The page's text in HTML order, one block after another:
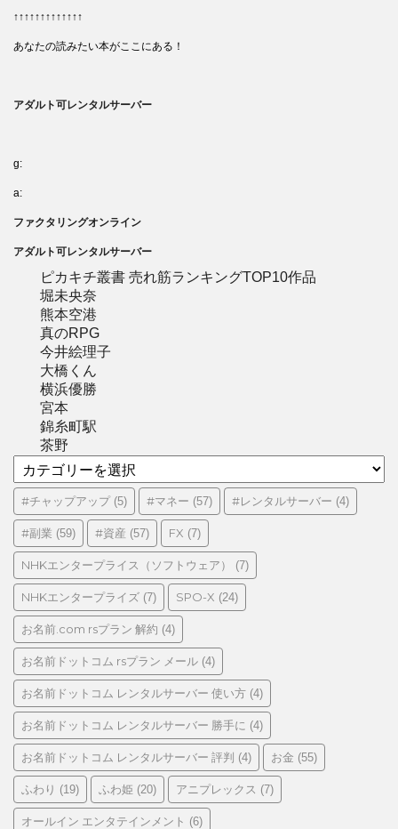
↑↑↑↑↑↑↑↑↑↑↑↑↑
あなたの読みたい本がここにある！
アダルト可レンタルサーバー
g:
a:
ファクタリングオンライン
アダルト可レンタルサーバー
ピカキチ叢書 売れ筋ランキングTOP10作品
堀未央奈
熊本空港
真のRPG
今井絵理子
大橋くん
横浜優勝
宮本
錦糸町駅
茶野
テ
ゴ
リ
ー
#チャップアップ(5) #マネー (57) #レンタルサーバー (4)
#副業 (59) #資産 (57) FX (7)
NHKエンタープライス（ソフトウェア） (7)
NHKエンタープライズ (7) SPO-X (24)
お名前.com rsプラン 解約 (4)
お名前ドットコム rsプラン メール (4)
お名前ドットコム レンタルサーバー 使い方 (4)
お名前ドットコム レンタルサーバー 勝手に (4)
お名前ドットコム レンタルサーバー 評判 (4) お金 (55)
ふわり (19) ふわ姫 (20) アニプレックス (7)
オールイン エンタテインメント (6)